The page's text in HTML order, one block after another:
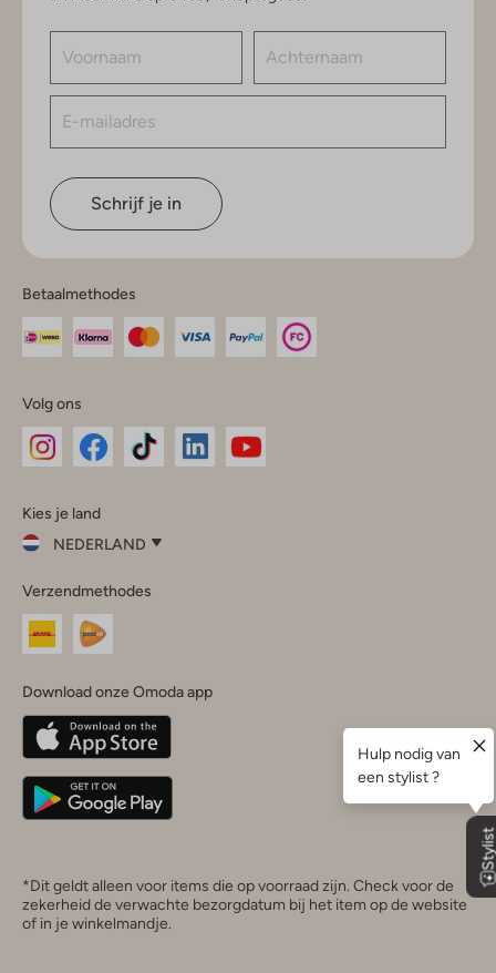
Schrijf je in
Betaalmethodes
Volg ons
InstagramFacebook
Kies je land
NEDERLAND
je
land
Nederland
Belgique(Français)
Deutschland
Verzendmethodes
Download onze Omoda app
*Dit geldt alleen voor items die op voorraad zijn. Check voor de
zekerheid de verwachte bezorgdatum bij het item op de website
of in je winkelmandje.